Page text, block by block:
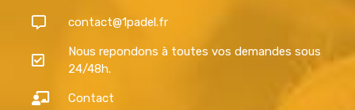
contact@1padel.fr
Nous repondons à toutes vos demandes sous
24/48h.
Contact